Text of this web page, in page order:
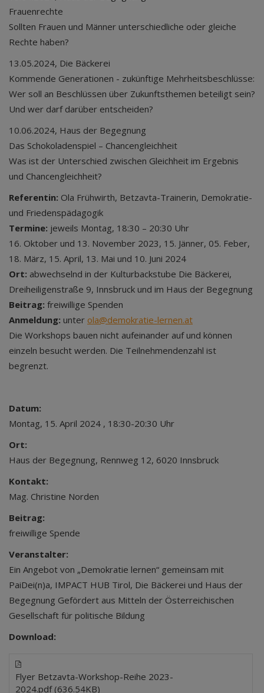
Frauenrechte
Sollten Frauen und Männer unterschiedliche oder gleiche
Rechte haben?
13.05.2024, Die Bäckerei
Kommende Generationen - zukünftige Mehrheitsbeschlüsse:
Wer soll an Beschlüssen über Zukunftsthemen beteiligt sein?
Und wer darf darüber entscheiden?
10.06.2024, Haus der Begegnung
Das Schokoladenspiel – Chancengleichheit
Was ist der Unterschied zwischen Gleichheit im Ergebnis
und Chancengleichheit?
Referentin: Ola Frühwirth, Betzavta-Trainerin, Demokratie-
und Friedenspädagogik
Termine: jeweils Montag, 18:30 – 20:30 Uhr
16. Oktober und 13. November 2023, 15. Jänner, 05. Feber,
18. März, 15. April, 13. Mai und 10. Juni 2024
Ort: abwechselnd in der Kulturbackstube Die Bäckerei,
Dreiheiligenstraße 9, Innsbruck und im Haus der Begegnung
Beitrag: freiwillige Spenden
Anmeldung: unter ola@demokratie-lernen.at
Die Workshops bauen nicht aufeinander auf und können
einzeln besucht werden. Die Teilnehmendenzahl ist
begrenzt.
Datum:
Montag, 15. April 2024 , 18:30-20:30 Uhr
Ort:
Haus der Begegnung, Rennweg 12, 6020 Innsbruck
Kontakt:
Mag. Christine Norden
Beitrag:
freiwillige Spende
Veranstalter:
Ein Angebot von „Demokratie lernen“ gemeinsam mit
PaiDei(n)a, IMPACT HUB Tirol, Die Bäckerei und Haus der
Begegnung Gefördert aus Mitteln der Österreichischen
Gesellschaft für politische Bildung
Download:
Flyer Betzavta-Workshop-Reihe 2023-
2024.pdf (636.54KB)